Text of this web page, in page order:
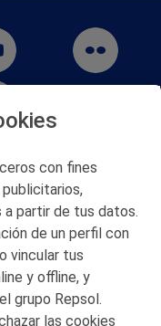
con fines
a partir de tus datos.
de un perfil con
vincular tus
y offline, y
grupo Repsol.
las cookies